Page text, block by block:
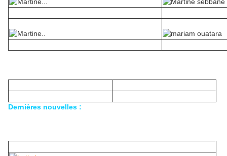
Dernières nouvelles :